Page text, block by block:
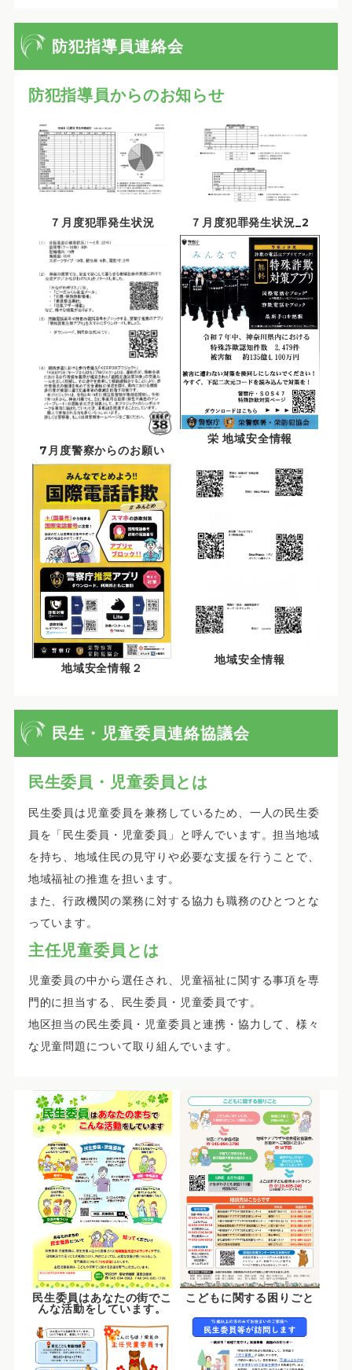
防犯指導員連絡会
防犯指導員からのお知らせ
７月度犯罪発生状況 ７月度犯罪発生状況_2
7月度警察からのお願い
栄 地域安全情報
地域安全情報
地域安全情報２
民生・児童委員連絡協議会
民生委員・児童委員とは
民生委員は児童委員を兼務しているため、一人の民生委
員を「民生委員・児童委員」と呼んでいます。担当地域
を持ち、地域住民の見守りや必要な支援を行うことで、
地域福祉の推進を担います。
また、行政機関の業務に対する協力も職務のひとつとな
っています。
主任児童委員とは
児童委員の中から選任され、児童福祉に関する事項を専
門的に担当する、民生委員・児童委員です。
地区担当の民生委員・児童委員と連携・協力して、様々
な児童問題について取り組んでいます。
民生委員はあなたの街でこ
んな活動をしています。
こどもに関する困りごと